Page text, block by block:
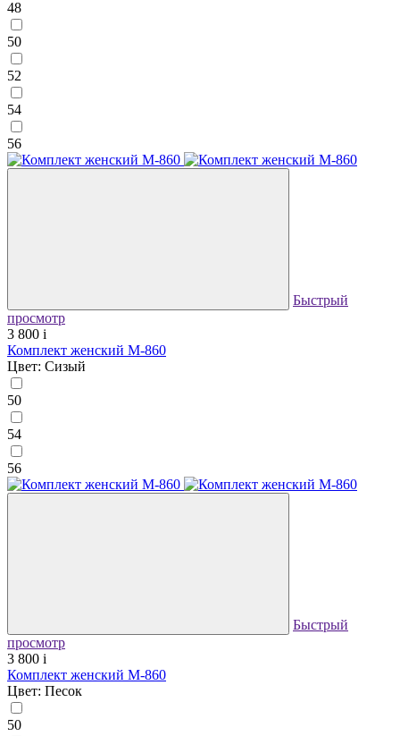
48
50
52
54
56
Быстрый
просмотр
3 800 i
Комплект женский М-860
Цвет: Сизый
50
54
56
Быстрый
просмотр
3 800 i
Комплект женский М-860
Цвет: Песок
50